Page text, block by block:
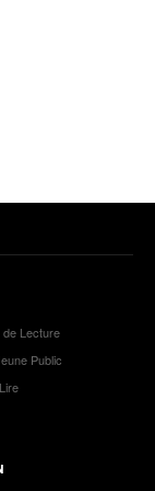
Lecture
Public